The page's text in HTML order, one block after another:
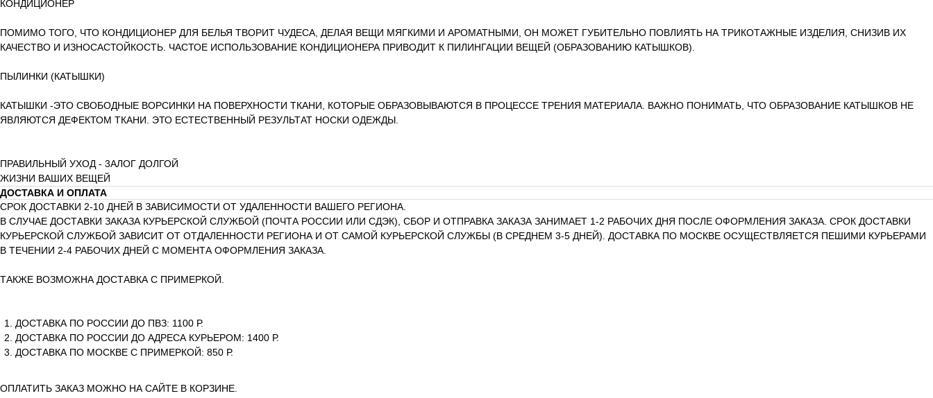
КОНДИЦИОНЕР
ПОМИМО ТОГО, ЧТО КОНДИЦИОНЕР ДЛЯ БЕЛЬЯ ТВОРИТ ЧУДЕСА, ДЕЛАЯ ВЕЩИ МЯГКИМИ И АРОМАТНЫМИ, ОН МОЖЕТ ГУБИТЕЛЬНО ПОВЛИЯТЬ НА ТРИКОТАЖНЫЕ ИЗДЕЛИЯ, СНИЗИВ ИХ
КАЧЕСТВО И ИЗНОСАСТОЙКОСТЬ. ЧАСТОЕ ИСПОЛЬЗОВАНИЕ КОНДИЦИОНЕРА ПРИВОДИТ К ПИЛИНГАЦИИ ВЕЩЕЙ (ОБРАЗОВАНИЮ КАТЫШКОВ).
ПЫЛИНКИ (КАТЫШКИ)
КАТЫШКИ -ЭТО СВОБОДНЫЕ ВОРСИНКИ НА ПОВЕРХНОСТИ ТКАНИ, КОТОРЫЕ ОБРАЗОВЫВАЮТСЯ В ПРОЦЕССЕ ТРЕНИЯ МАТЕРИАЛА. ВАЖНО ПОНИМАТЬ, ЧТО ОБРАЗОВАНИЕ КАТЫШКОВ НЕ
ЯВЛЯЮТСЯ ДЕФЕКТОМ ТКАНИ. ЭТО ЕСТЕСТВЕННЫЙ РЕЗУЛЬТАТ НОСКИ ОДЕЖДЫ.
ПРАВИЛЬНЫЙ УХОД - 3АЛОГ ДОЛГОЙ
ЖИЗНИ ВАШИХ ВЕЩЕЙ
ДОСТАВКА И ОПЛАТА
СРОК ДОСТАВКИ 2-10 ДНЕЙ В ЗАВИСИМОСТИ ОТ УДАЛЕННОСТИ ВАШЕГО РЕГИОНА.
В СЛУЧАЕ ДОСТАВКИ ЗАКАЗА КУРЬЕРСКОЙ СЛУЖБОЙ (ПОЧТА РОССИИ ИЛИ СДЭК), СБОР И ОТПРАВКА ЗАКАЗА ЗАНИМАЕТ 1-2 РАБОЧИХ ДНЯ ПОСЛЕ ОФОРМЛЕНИЯ ЗАКАЗА. СРОК ДОСТАВКИ
КУРЬЕРСКОЙ СЛУЖБОЙ ЗАВИСИТ ОТ ОТДАЛЕННОСТИ РЕГИОНА И ОТ САМОЙ КУРЬЕРСКОЙ СЛУЖБЫ (В СРЕДНЕМ 3-5 ДНЕЙ). ДОСТАВКА ПО МОСКВЕ ОСУЩЕСТВЛЯЕТСЯ ПЕШИМИ КУРЬЕРАМИ
В ТЕЧЕНИИ 2-4 РАБОЧИХ ДНЕЙ С МОМЕНТА ОФОРМЛЕНИЯ ЗАКАЗА.
ТАКЖЕ ВОЗМОЖНА ДОСТАВКА С ПРИМЕРКОЙ.
ДОСТАВКА ПО РОССИИ ДО ПВЗ: 1100 Р.
ДОСТАВКА ПО РОССИИ ДО АДРЕСА КУРЬЕРОМ: 1400 Р.
ДОСТАВКА ПО МОСКВЕ С ПРИМЕРКОЙ: 850 Р.
ОПЛАТИТЬ ЗАКАЗ МОЖНО НА САЙТЕ В КОРЗИНЕ.